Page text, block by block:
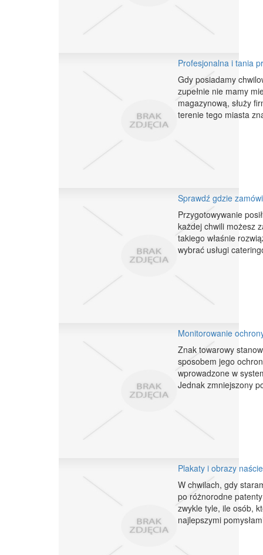
Profesjonalna i tania
Gdy posiadamy
zupełnie nie mamy
magazynową, służy
terenie tego miasta
Sprawdź gdzie
Przygotowywanie
każdej chwili możesz
takiego właśnie
wybrać usługi
Monitorowanie
Znak towarowy
sposobem jego
wprowadzone w
Jednak zmniejszony
Plakaty i obrazy
W chwilach, gdy
po różnorodne
zwykle tyle, ile osób,
najlepszymi